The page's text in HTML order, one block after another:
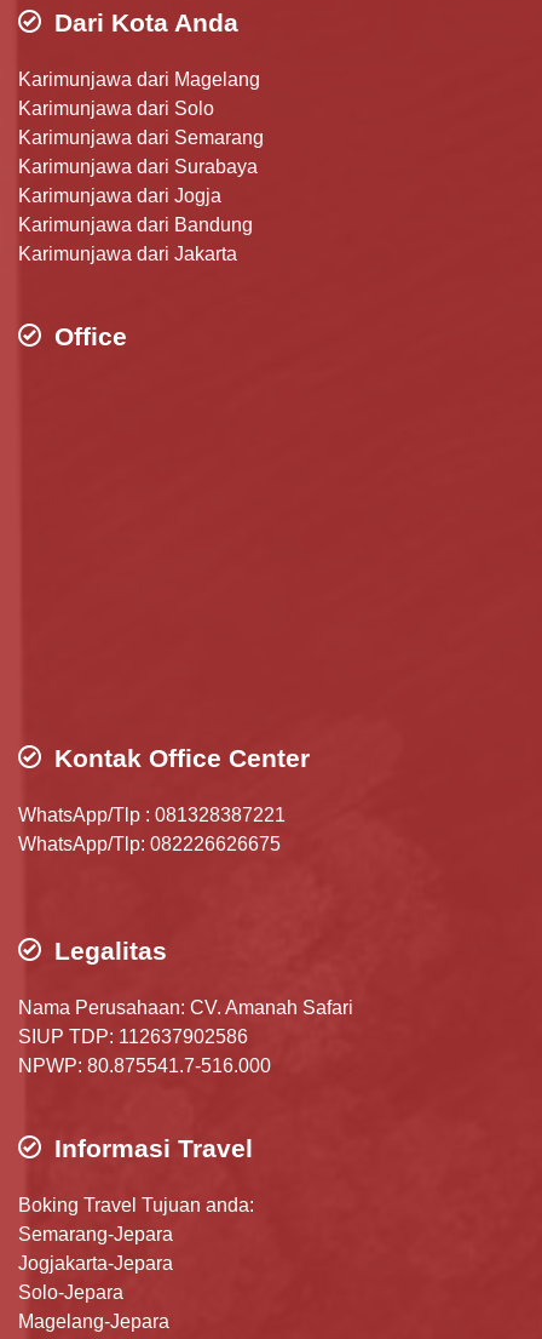
Dari Kota Anda
Karimunjawa dari Magelang
Karimunjawa dari Solo
Karimunjawa dari Semarang
Karimunjawa dari Surabaya
Karimunjawa dari Jogja
Karimunjawa dari Bandung
Karimunjawa dari Jakarta
Office
Kontak Office Center
WhatsApp/Tlp : 081328387221
WhatsApp/Tlp: 082226626675
Legalitas
Nama Perusahaan: CV. Amanah Safari
SIUP TDP: 112637902586
NPWP: 80.875541.7-516.000
Informasi Travel
Boking Travel Tujuan anda:
Semarang-Jepara
Jogjakarta-Jepara
Solo-Jepara
Magelang-Jepara